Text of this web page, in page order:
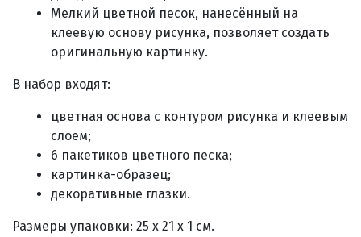
Оплата по счету для юридических лиц
Мелкий цветной песок, нанесённый на
клеевую основу рисунка, позволяет создать
оригинальную картинку.
В набор входят:
цветная основа с контуром рисунка и клеевым
слоем;
6 пакетиков цветного песка;
картинка-образец;
декоративные глазки.
Размеры упаковки: 25 x 21 x 1 см.